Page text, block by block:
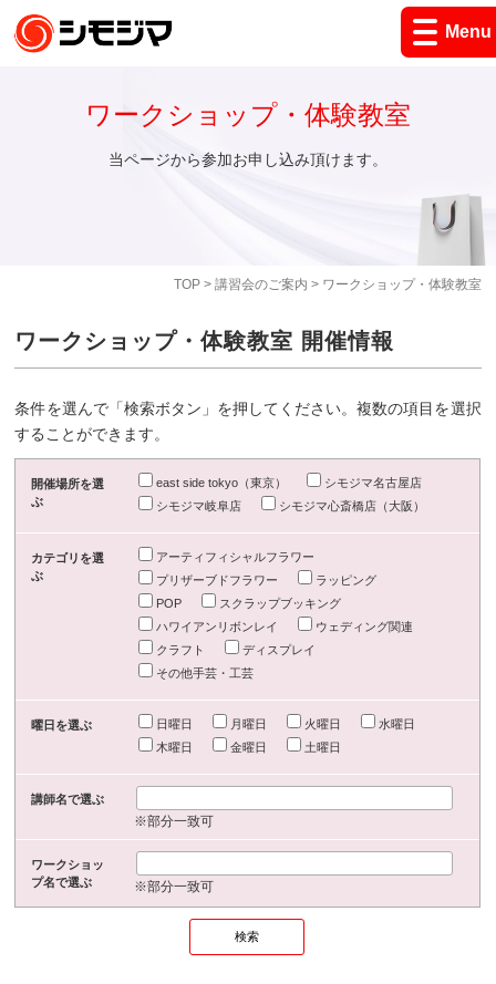
Menu
TOP> 講習会のご案内 > ワークショップ・体験教室
ワークショップ・体験教室
当ページから参加お申し込み頂けます。
ワークショップ・体験教室 開催情報
条件を選んで「検索ボタン」を押してください。複数の項目を選択
することができます。
開催場所を選
ぶ
east side tokyo（東京）
シモジマ名古屋店
シモジマ岐阜店
シモジマ心斎橋店（大阪）
カテゴリを選
ぶ
アーティフィシャルフラワー
プリザーブドフラワー
ラッピング
POP
スクラップブッキング
ハワイアンリボンレイ
ウェディング関連
クラフト
ディスプレイ
その他手芸・工芸
曜日を選ぶ 日曜日 月曜日 火曜日
水曜日
木曜日
金曜日 土曜日
講師名で選ぶ
※部分一致可
ワークショッ
プ名で選ぶ
※部分一致可